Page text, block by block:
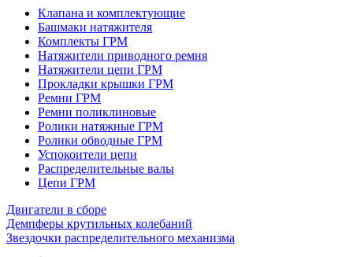
Клапана и комплектующие
Башмаки натяжителя
Комплекты ГРМ
Натяжители приводного ремня
Натяжители цепи ГРМ
Прокладки крышки ГРМ
Ремни ГРМ
Ремни поликлиновые
Ролики натяжные ГРМ
Ролики обводные ГРМ
Успокоители цепи
Распределительные валы
Цепи ГРМ
Двигатели в сборе
Демпферы крутильных колебаний
Звездочки распределительного механизма